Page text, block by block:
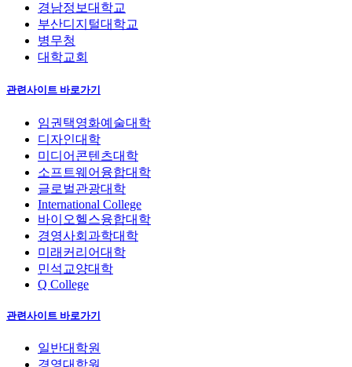
경남정보대학교
부산디지털대학교
병무청
대학교회
관련사이트 바로가기
임권택영화예술대학
디자인대학
미디어콘텐츠대학
소프트웨어융합대학
글로벌관광대학
International College
바이오헬스융합대학
경영사회과학대학
미래커리어대학
민석교양대학
Q College
관련사이트 바로가기
일반대학원
경영대학원